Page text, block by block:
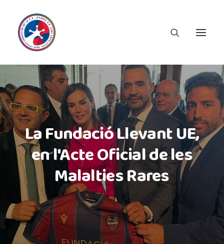
La Fundació Llevant UE,
en l'Acte Oficial de les
Malalties Rares